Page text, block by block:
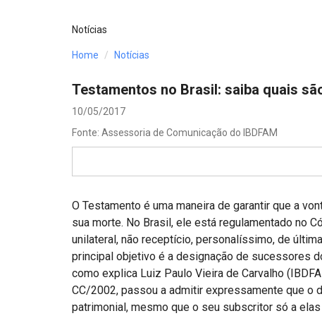
Jurisprudência
Processos - IBDFAM
Alienação Parental
Encontre um Escritório
Notícias
Home Notícias
Testamentos no Brasil: saiba quais
10/05/2017
Fonte: Assessoria de Comunicação do IBDFAM
O Testamento é uma maneira de garantir que a
sua morte. No Brasil, ele está regulamentado no
unilateral, não receptício, personalíssimo, de
principal objetivo é a designação de sucessores
como explica Luiz Paulo Vieira de Carvalho
CC/2002, passou a admitir expressamente que
patrimonial, mesmo que o seu subscritor só a